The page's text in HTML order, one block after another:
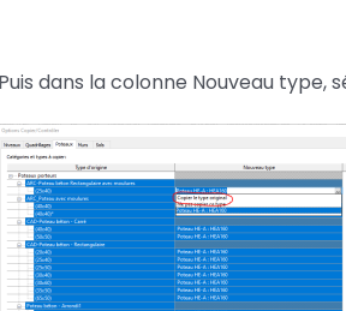
Puis dans la colonne Nouveau type,